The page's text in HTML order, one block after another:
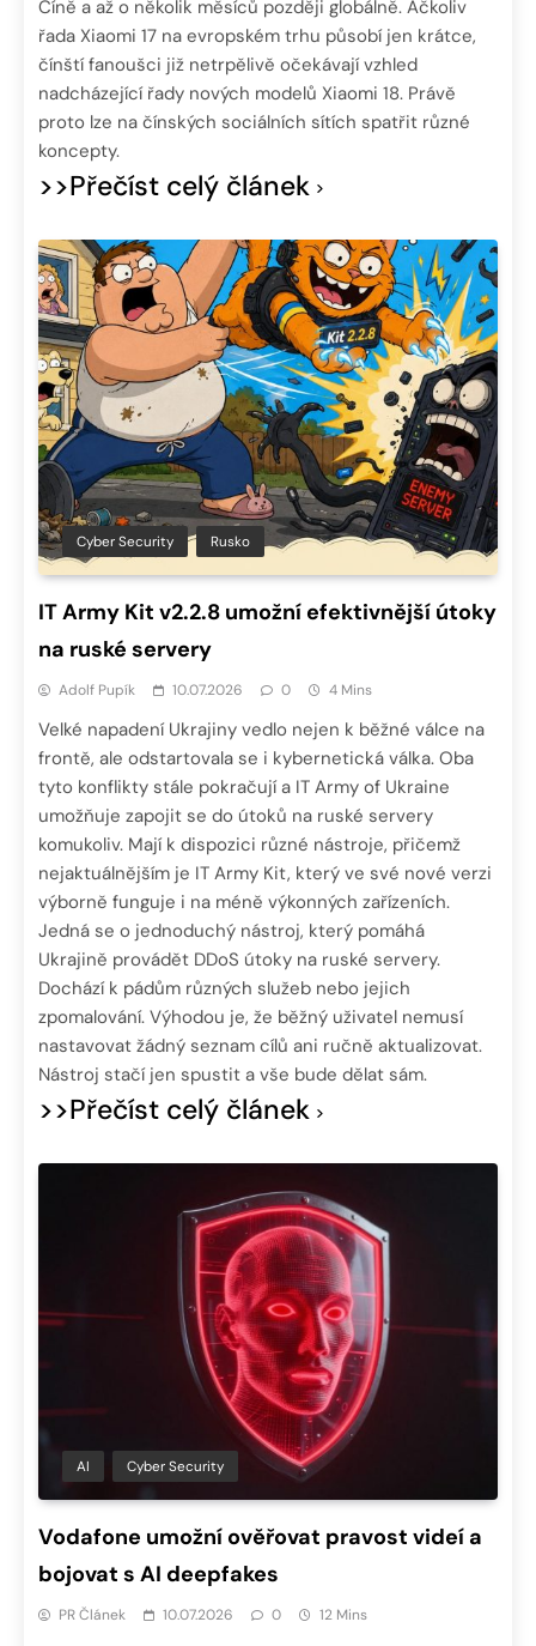
Číně a až o několik měsíců později globálně. Ačkoliv
řada Xiaomi 17 na evropském trhu působí jen krátce,
čínští fanoušci již netrpělivě očekávají vzhled
nadcházející řady nových modelů Xiaomi 18. Právě
proto lze na čínských sociálních sítích spatřit různé
koncepty.
>>Přečíst celý článek
Cyber Security Rusko
IT Army Kit v2.2.8 umožní efektivnější útoky
na ruské servery
Adolf Pupík 10.07.2026 0 4 Mins
Velké napadení Ukrajiny vedlo nejen k běžné válce na
frontě, ale odstartovala se i kybernetická válka. Oba
tyto konflikty stále pokračují a IT Army of Ukraine
umožňuje zapojit se do útoků na ruské servery
komukoliv. Mají k dispozici různé nástroje, přičemž
nejaktuálnějším je IT Army Kit, který ve své nové verzi
výborně funguje i na méně výkonných zařízeních.
Jedná se o jednoduchý nástroj, který pomáhá
Ukrajině provádět DDoS útoky na ruské servery.
Dochází k pádům různých služeb nebo jejich
zpomalování. Výhodou je, že běžný uživatel nemusí
nastavovat žádný seznam cílů ani ručně aktualizovat.
Nástroj stačí jen spustit a vše bude dělat sám.
>>Přečíst celý článek
AI Cyber Security
Vodafone umožní ověřovat pravost videí a
bojovat s AI deepfakes
PR Článek 10.07.2026 0 12 Mins